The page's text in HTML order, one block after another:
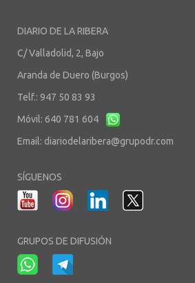
DIARIO DE LA RIBERA
C/ Valladolid, 2, Bajo
Aranda de Duero (Burgos)
Telf.: 947 50 83 93
Móvil: 640 781 604
Email: diariodelaribera@grupodr.com
SÍGUENOS
GRUPOS DE DIFUSIÓN